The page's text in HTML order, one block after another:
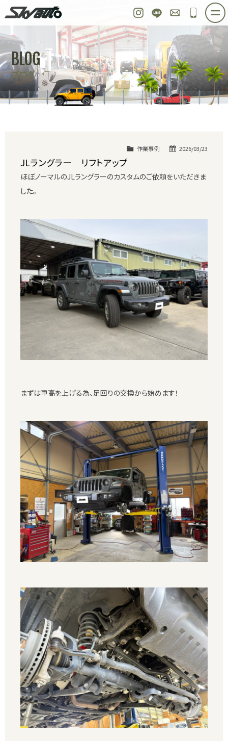
Instagram
LINE お問い合わせ
048-
ホーム 在庫車情報 ご購入プラン
整備作業実例 パーツ販売 買取＆オーダー
店舗紹介 工場紹介 会社概要
スタッフ紹介 求人情報 公式ブログ
BLOG
ブログ
2026/03/23
作業事例
JLラングラー リフトアップ
ほぼノーマルのJLラングラーのカスタムのご依頼をいただきま
した。
まずは車高を上げる為、足回りの交換から始めます！